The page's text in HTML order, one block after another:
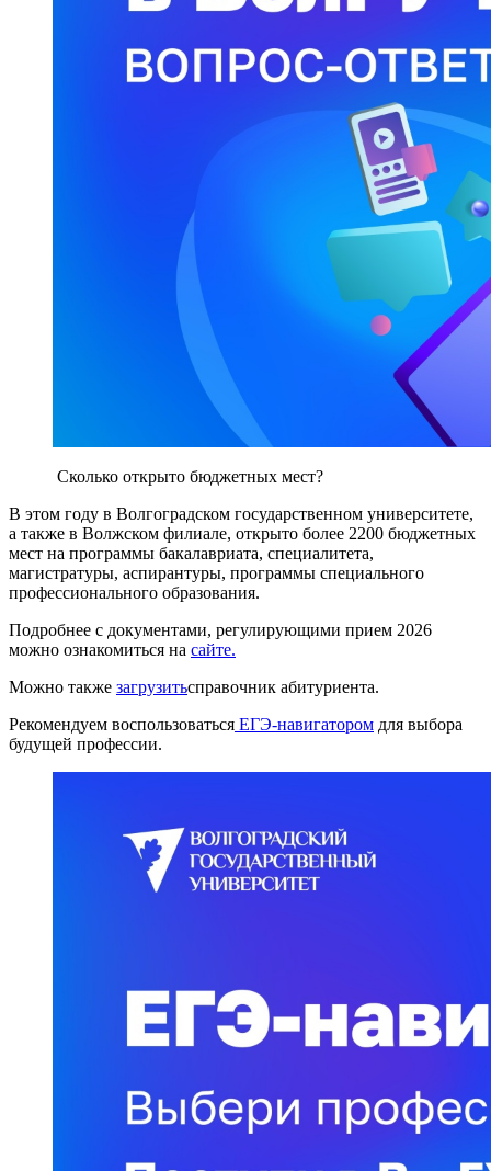
Сколько открыто бюджетных мест?
В этом году в Волгоградском государственном университете,
а также в Волжском филиале, открыто более 2200 бюджетных
мест на программы бакалавриата, специалитета,
магистратуры, аспирантуры, программы специального
профессионального образования.
Подробнее с документами, регулирующими прием 2026
можно ознакомиться на сайте.
Можно также загрузитьсправочник абитуриента.
Рекомендуем воспользоваться ЕГЭ-навигатором для выбора
будущей профессии.